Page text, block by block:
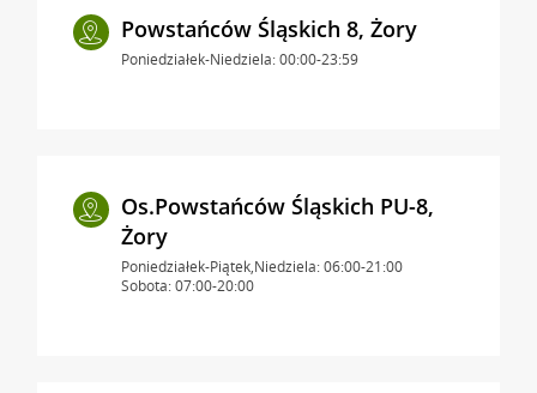
Powstańców Śląskich 8, Żory
Poniedziałek-Niedziela: 00:00-23:59
Os.Powstańców Śląskich PU-8,
Żory
Poniedziałek-Piątek,Niedziela: 06:00-21:00
Sobota: 07:00-20:00